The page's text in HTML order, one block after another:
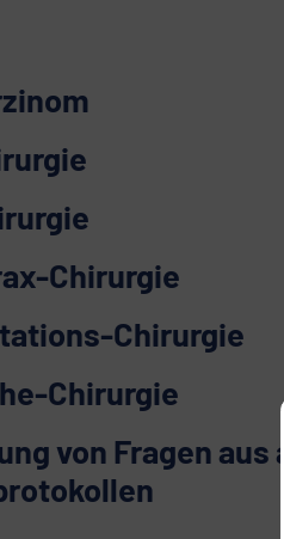
Chirurgie
Chirurgie
Chirurgie
von Fragen aus